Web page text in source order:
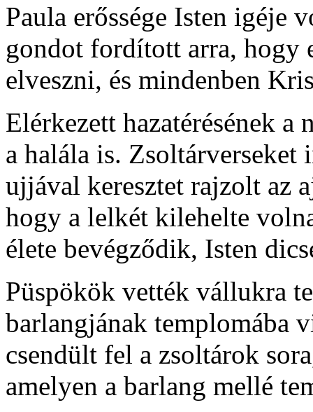
Paula erőssége Isten igéje
gondot fordított arra, hogy
elveszni, és mindenben
Elérkezett hazatérésének a
a halála is. Zsoltárverseket
ujjával keresztet rajzolt az
hogy a lelkét kilehelte
élete bevégződik, Isten
Püspökök vették vállukra
barlangjának templomába
csendült fel a zsoltárok
amelyen a barlang mellé